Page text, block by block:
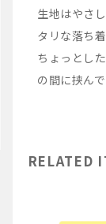
生地はやさ
タリな落ち
ちょっとし
の間に挟ん
RELATED